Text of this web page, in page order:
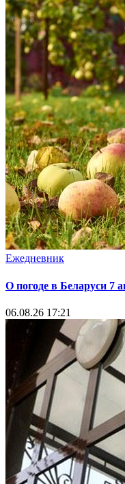
Ежедневник
О погоде в Беларуси 7
06.08.26 17:21